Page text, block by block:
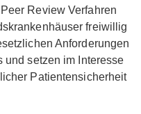
Review Verfahren
freiwillig
Anforderungen
und setzen im Interesse
Patientensicherheit